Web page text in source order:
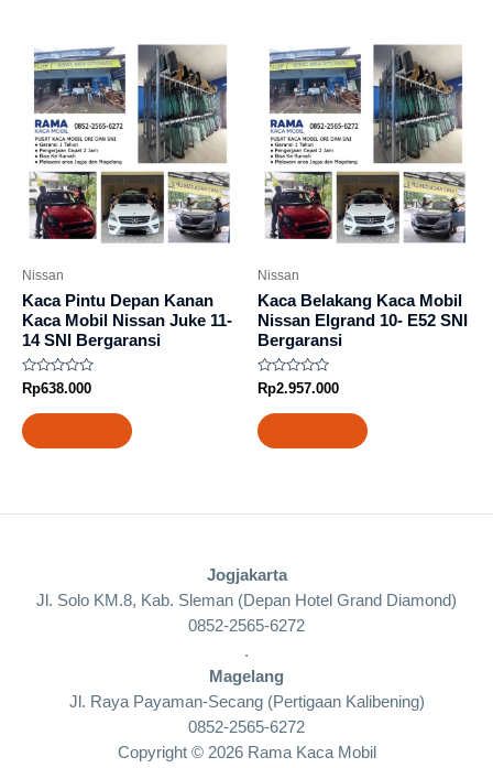
Nissan
Kaca Pintu Depan Kanan
Kaca Mobil Nissan Juke 11-
14 SNI Bergaransi
Rated
0
out
of
5
Rp638.000
Nissan
Kaca Belakang Kaca Mobil
Nissan Elgrand 10- E52 SNI
Bergaransi
Rated
0
out
of
5
Rp2.957.000
Jogjakarta
Jl. Solo KM.8, Kab. Sleman (Depan Hotel Grand Diamond)
0852-2565-6272
.
Magelang
Jl. Raya Payaman-Secang (Pertigaan Kalibening)
0852-2565-6272
Copyright © 2026 Rama Kaca Mobil